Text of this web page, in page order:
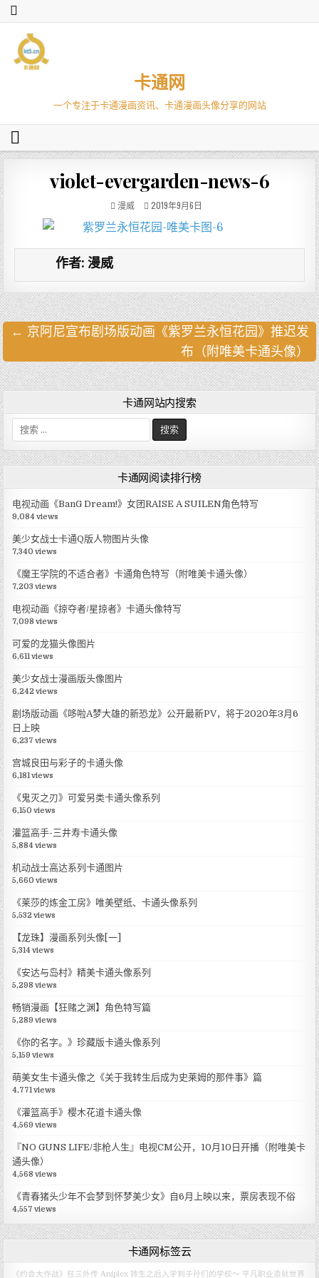
卡通网
一个专注于卡通漫画资讯、卡通漫画头像分享的网站
violet-evergarden-news-6
漫威 2019年9月6日
作者: 漫威
文
章
导
← 京阿尼宣布剧场版动画《紫罗兰永恒花园》推迟发
布（附唯美卡通头像）
卡通网站内搜索
搜
索
:
卡通网阅读排行榜
电视动画《BanG Dream!》女团RAISE A SUILEN角色特写
9,084 views
美少女战士卡通Q版人物图片头像
7,340 views
《魔王学院的不适合者》卡通角色特写（附唯美卡通头像）
7,203 views
电视动画《掠夺者/星掠者》卡通头像特写
7,098 views
可爱的龙猫头像图片
6,611 views
美少女战士漫画版头像图片
6,242 views
剧场版动画《哆啦A梦大雄的新恐龙》公开最新PV，将于2020年3月6
日上映
6,237 views
宫城良田与彩子的卡通头像
6,181 views
《鬼灭之刃》可爱另类卡通头像系列
6,150 views
灌篮高手-三井寿卡通头像
5,884 views
机动战士高达系列卡通图片
5,660 views
《莱莎的炼金工房》唯美壁纸、卡通头像系列
5,532 views
【龙珠】漫画系列头像[一]
5,314 views
《安达与岛村》精美卡通头像系列
5,298 views
畅销漫画【狂赌之渊】角色特写篇
5,289 views
《你的名字。》珍藏版卡通头像系列
5,159 views
萌美女生卡通头像之《关于我转生后成为史莱姆的那件事》篇
4,771 views
《灌篮高手》樱木花道卡通头像
4,569 views
『NO GUNS LIFE/非枪人生』电视CM公开，10月10日开播（附唯美卡
通头像）
4,568 views
《青春猪头少年不会梦到怀梦美少女》自6月上映以来，票房表现不俗
4,557 views
卡通网标签云
《约会大作战》狂三外传 Aniplex 转生之后入学到子孙们的学校～ 平凡职业造就世界